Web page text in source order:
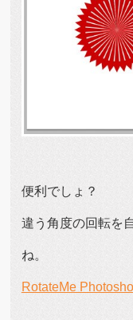
便利でしょ？
違う角度の回転を
ね。
RotateMe